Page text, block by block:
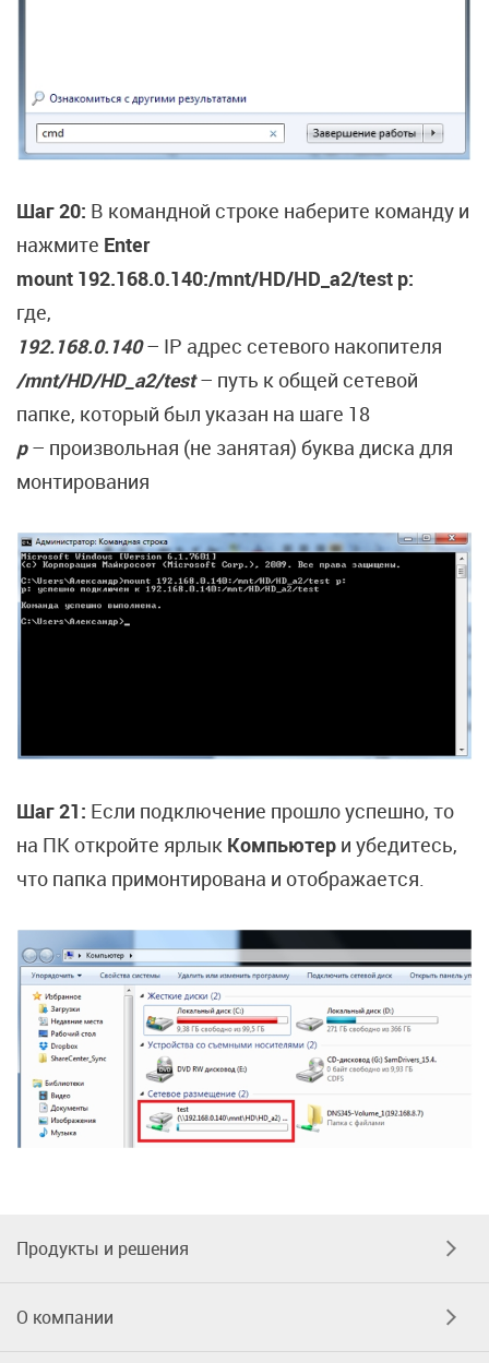
Шаг 20: В командной строке наберите команду и
нажмите Enter
mount 192.168.0.140:/mnt/HD/HD_a2/test p:
где,
192.168.0.140– IP адрес сетевого накопителя
/mnt/HD/HD_a2/test – путь к общей сетевой
папке, который был указан на шаге 18
p– произвольная (не занятая) буква диска для
монтирования
Шаг 21: Если подключение прошло успешно, то
на ПК откройте ярлык Компьютер и убедитесь,
что папка примонтирована и отображается.
Продукты и решения
О компании